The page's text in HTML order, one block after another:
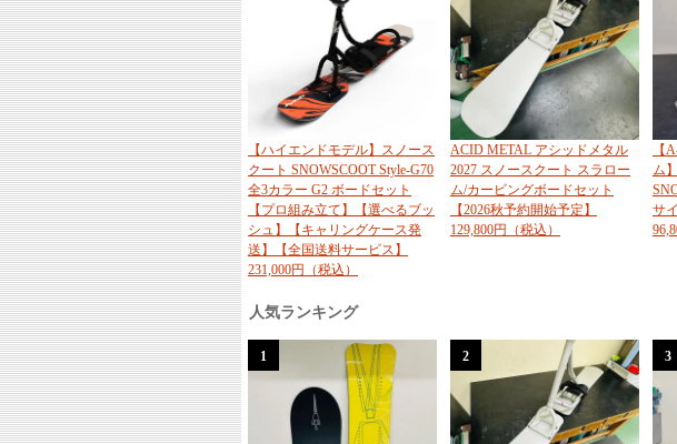
【ハイエンドモデル】スノース
クート SNOWSCOOT Style-G70
全3カラー G2 ボードセット
【プロ組み立て】【選べるブッ
シュ】【キャリングケース発
送】【全国送料サービス】
231,000円（税込）
ACID METAL アシッドメタル
2027 スノースクート スラロー
ム/カービングボードセット
【2026秋予約開始予定】
129,800円（税込）
【
ム
サ
人気ランキング
1 2 3